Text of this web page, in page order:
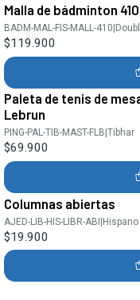
Malla de bádminton
BADM-MAL-FIS-MALL-410|
$119.900
Paleta de tenis de
Lebrun
PING-PAL-TIB-MAST-FLB |Tibhar
$69.900
Columnas abiertas
AJED-LIB-HIS-LIBR-ABI|
$19.900